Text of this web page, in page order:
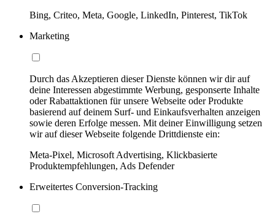
Bing, Criteo, Meta, Google, LinkedIn, Pinterest, TikTok
Marketing
Durch das Akzeptieren dieser Dienste können wir dir auf
deine Interessen abgestimmte Werbung, gesponserte Inhalte
oder Rabattaktionen für unsere Webseite oder Produkte
basierend auf deinem Surf- und Einkaufsverhalten anzeigen
sowie deren Erfolge messen. Mit deiner Einwilligung setzen
wir auf dieser Webseite folgende Drittdienste ein:
Meta-Pixel, Microsoft Advertising, Klickbasierte
Produktempfehlungen, Ads Defender
Erweitertes Conversion-Tracking